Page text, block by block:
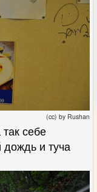
(cc) by Rushan
себе
и туча